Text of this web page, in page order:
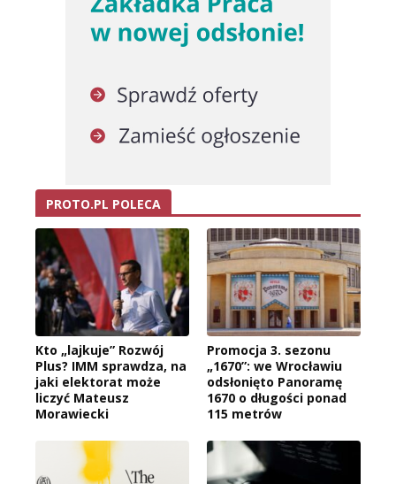
PROTO.PL POLECA
Kto „lajkuje” Rozwój
Plus? IMM sprawdza, na
jaki elektorat może
liczyć Mateusz
Morawiecki
Promocja 3. sezonu
„1670”: we Wrocławiu
odsłonięto Panoramę
1670 o długości ponad
115 metrów